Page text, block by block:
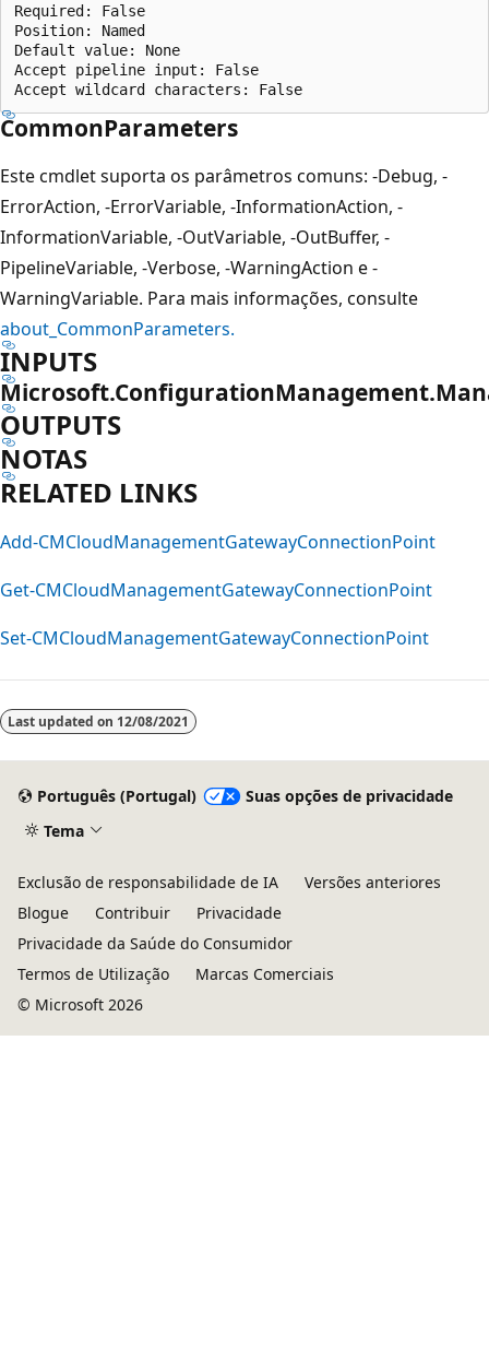
Required: False
Position: Named
Default value: None
Accept pipeline input: False
CommonParameters
Este cmdlet suporta os parâmetros comuns: -Debug, -
ErrorAction, -ErrorVariable, -InformationAction, -
InformationVariable, -OutVariable, -OutBuffer, -
PipelineVariable, -Verbose, -WarningAction e -
WarningVariable. Para mais informações, consulte
about_CommonParameters.
INPUTS
OUTPUTS
NOTAS
RELATED LINKS
Add-CMCloudManagementGatewayConnectionPoint
Get-CMCloudManagementGatewayConnectionPoint
Set-CMCloudManagementGatewayConnectionPoint
Last updated on 12/08/2021
Português (Portugal)
Suas opções de privacidade
Tema
Exclusão de responsabilidade de IA
Versões anteriores
Blogue
Contribuir
Privacidade
Privacidade da Saúde do Consumidor
Termos de Utilização
Marcas Comerciais
© Microsoft 2026